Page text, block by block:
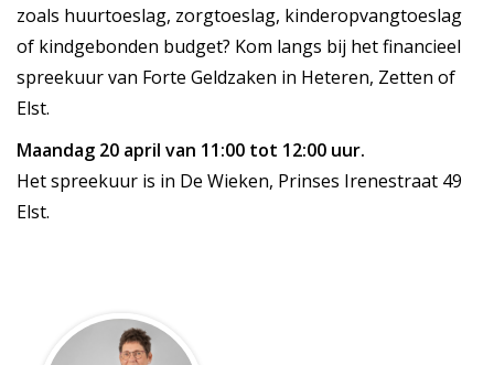
zoals huurtoeslag, zorgtoeslag, kinderopvangtoeslag
of kindgebonden budget? Kom langs bij het financieel
spreekuur van Forte Geldzaken in Heteren, Zetten of
Elst.
Maandag 20 april van 11:00 tot 12:00 uur.
Het spreekuur is in De Wieken, Prinses Irenestraat 49
Elst.